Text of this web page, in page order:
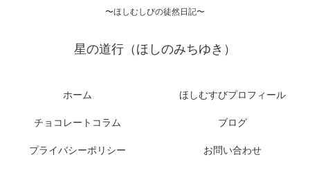
〜ほしむしびの徒然日記〜
星の道行（ほしのみちゆき）
ホーム ほしむすびプロフィール
チョコレートコラム ブログ
プライバシーポリシー お問い合わせ